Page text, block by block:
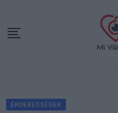
content
ÉRDEKESSÉGEK